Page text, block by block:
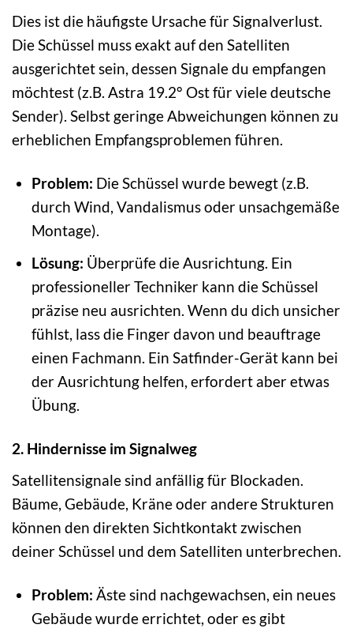
Dies ist die häufigste Ursache für Signalverlust.
Die Schüssel muss exakt auf den Satelliten
ausgerichtet sein, dessen Signale du empfangen
möchtest (z.B. Astra 19.2° Ost für viele deutsche
Sender). Selbst geringe Abweichungen können zu
erheblichen Empfangsproblemen führen.
Problem: Die Schüssel wurde bewegt (z.B.
durch Wind, Vandalismus oder unsachgemäße
Montage).
Lösung: Überprüfe die Ausrichtung. Ein
professioneller Techniker kann die Schüssel
präzise neu ausrichten. Wenn du dich unsicher
fühlst, lass die Finger davon und beauftrage
einen Fachmann. Ein Satfinder-Gerät kann bei
der Ausrichtung helfen, erfordert aber etwas
Übung.
2. Hindernisse im Signalweg
Satellitensignale sind anfällig für Blockaden.
Bäume, Gebäude, Kräne oder andere Strukturen
können den direkten Sichtkontakt zwischen
deiner Schüssel und dem Satelliten unterbrechen.
Problem: Äste sind nachgewachsen, ein neues
Gebäude wurde errichtet, oder es gibt